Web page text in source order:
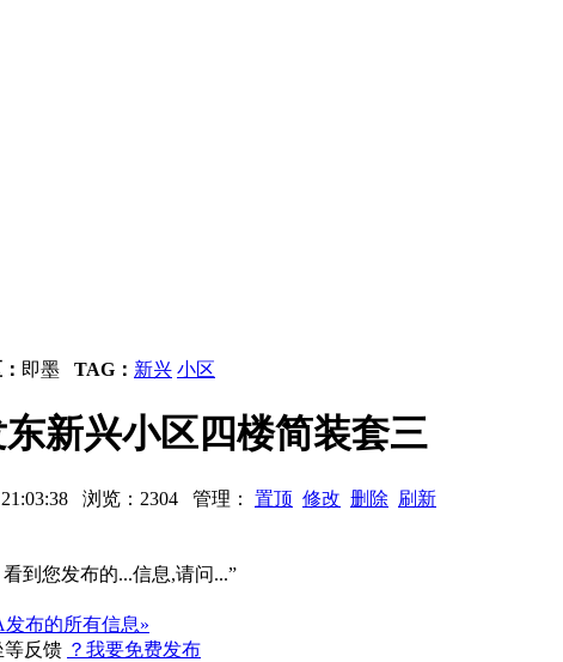
即墨 TAG： 新兴 小区
新兴小区四楼简装套三
浏览：2304 管理： 置顶 修改 删除 刷新
看到您发布的...信息,请问...”
发布的所有信息»
等反馈 ？我要免费发布